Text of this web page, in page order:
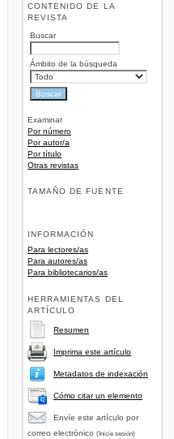
CONTENIDO DE LA
REVISTA
Buscar
Ámbito de la búsqueda
Examinar
Por número
Por autor/a
Por título
Otras revistas
TAMAÑO DE FUENTE
INFORMACIÓN
Para lectores/as
Para autores/as
Para bibliotecarios/as
HERRAMIENTAS DEL
ARTÍCULO
Resumen
Imprima este artículo
Metadatos de indexación
Cómo citar un elemento
Envíe este artículo por
correo electrónico (Inicie sesión)